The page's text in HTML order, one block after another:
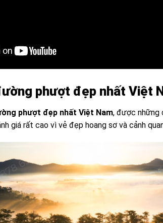
phượt đẹp nhất Việt
phượt đẹp nhất Việt Nam, được những
giá rất cao vì vẻ đẹp hoang sơ và cảnh